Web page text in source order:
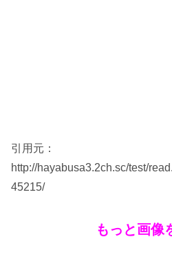
引用元：
http://hayabusa3.2ch.sc/test/
45215/
もっと画像